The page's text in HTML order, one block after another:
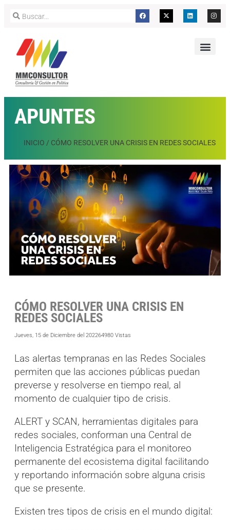
APUNTES
INICIO / CÓMO RESOLVER UNA CRISIS EN REDES SOCIALES
CÓMO RESOLVER UNA CRISIS EN
REDES SOCIALES
Jueves, 15 de Diciembre del 202264980 Vistas
Las alertas tempranas en las Redes Sociales
permiten que las acciones públicas puedan
preverse y resolverse en tiempo real, al
momento de cualquier tipo de crisis.
ALERT y SCAN, herramientas digitales para
redes sociales, conforman una Central de
Inteligencia Estratégica para el monitoreo
permanente del ecosistema digital facilitando
y reportando información sobre alguna crisis
que se presente.
Existen tres tipos de crisis en el mundo digital: